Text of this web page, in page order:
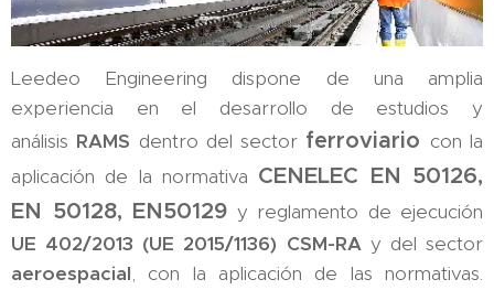
Leedeo Engineering dispone de una amplia
experiencia en el desarrollo de estudios y
análisis RAMS dentro del sector ferroviario con la
aplicación de la normativa CENELEC EN 50126,
EN 50128, EN50129 y reglamento de ejecución
UE 402/2013 (UE 2015/1136) CSM-RA y del sector
aeroespacial, con la aplicación de las normativas.